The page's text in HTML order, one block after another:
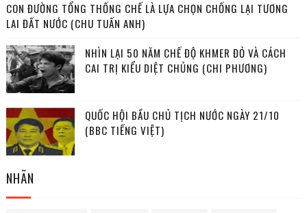
CON ĐƯỜNG TỔNG THỐNG CHẾ LÀ LỰA CHỌN CHỐNG LẠI TƯƠNG
LAI ĐẤT NƯỚC (CHU TUẤN ANH)
NHÌN LẠI 50 NĂM CHẾ ĐỘ KHMER ĐỎ VÀ CÁCH
CAI TRỊ KIỂU DIỆT CHỦNG (CHI PHƯƠNG)
QUỐC HỘI BẦU CHỦ TỊCH NƯỚC NGÀY 21/10
(BBC TIẾNG VIỆT)
NHÃN